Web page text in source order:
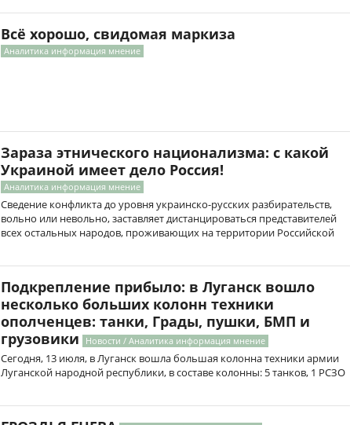
Всё хорошо, свидомая маркиза
Аналитика информация мнение
Зараза этнического национализма: с какой
Украиной имеет дело Россия!
Аналитика информация мнение
Сведение конфликта до уровня украинско-русских разбирательств,
вольно или невольно, заставляет дистанцироваться представителей
всех остальных народов, проживающих на территории Российской
Подкрепление прибыло: в Луганск вошло
несколько больших колонн техники
ополченцев: танки, Грады, пушки, БМП и
грузовики
Новости / Аналитика информация мнение
Сегодня, 13 июля, в Луганск вошла большая колонна техники армии
Луганской народной республики, в составе колонны: 5 танков, 1 РСЗО